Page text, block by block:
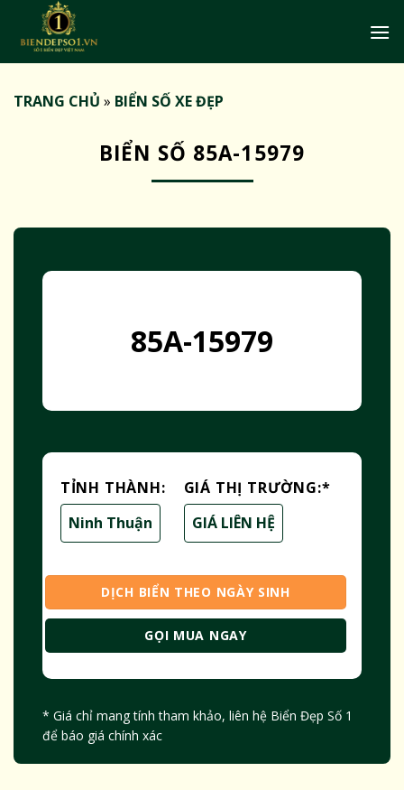
TRANG CHỦ » BIỂN SỐ XE ĐẸP
BIỂN SỐ 85A-15979
85A-15979
TỈNH THÀNH:
Ninh Thuận
GIÁ THỊ TRƯỜNG:*
GIÁ LIÊN HỆ
DỊCH BIỂN THEO NGÀY SINH
GỌI MUA NGAY
* Giá chỉ mang tính tham khảo, liên hệ Biển Đẹp Số 1
để báo giá chính xác